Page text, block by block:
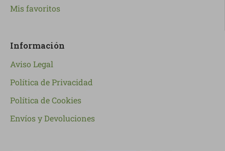
Mis favoritos
Información
Aviso Legal
Política de Privacidad
Política de Cookies
Envíos y Devoluciones